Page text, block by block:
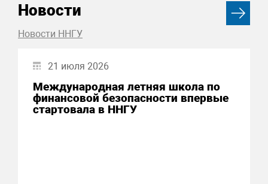
Новости
Новости ННГУ
21 июля 2026
Международная летняя школа по
финансовой безопасности впервые
стартовала в ННГУ